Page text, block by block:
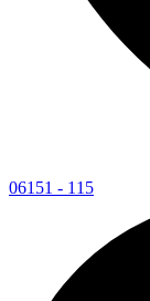
06151 - 115